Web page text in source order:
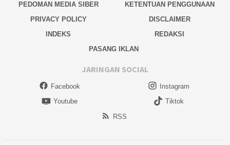
PEDOMAN MEDIA SIBER
KETENTUAN PENGGUNAAN
PRIVACY POLICY
DISCLAIMER
INDEKS
REDAKSI
PASANG IKLAN
JARINGAN SOCIAL
Facebook
Instagram
Youtube
Tiktok
RSS